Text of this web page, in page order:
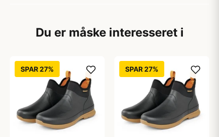
Du er måske interesseret i
SPAR 27% SPAR 27%